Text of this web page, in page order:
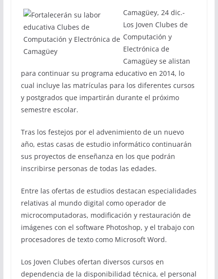
Camagüey, 24 dic.-
Los Joven Clubes de
Computación y
Electrónica de
Camagüey se alistan
para continuar su programa educativo en 2014, lo
cual incluye las matrículas para los diferentes cursos
y postgrados que impartirán durante el próximo
semestre escolar.
Tras los festejos por el advenimiento de un nuevo
año, estas casas de estudio informático continuarán
sus proyectos de enseñanza en los que podrán
inscribirse personas de todas las edades.
Entre las ofertas de estudios destacan especialidades
relativas al mundo digital como operador de
microcomputadoras, modificación y restauración de
imágenes con el software Photoshop, y el trabajo con
procesadores de texto como Microsoft Word.
Los Joven Clubes ofertan diversos cursos en
dependencia de la disponibilidad técnica, el personal